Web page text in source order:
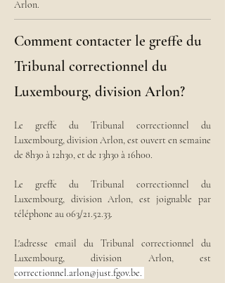
Arlon.
Comment contacter le greffe du
Tribunal correctionnel du
Luxembourg, division Arlon?
Le greffe du Tribunal correctionnel du
Luxembourg, division Arlon, est ouvert en semaine
de 8h30 à 12h30, et de 13h30 à 16h00.
Le greffe du Tribunal correctionnel du
Luxembourg, division Arlon, est joignable par
téléphone au 063/21.52.33.
L'adresse email du Tribunal correctionnel du
correctionnel.arlon@just.fgov.be.